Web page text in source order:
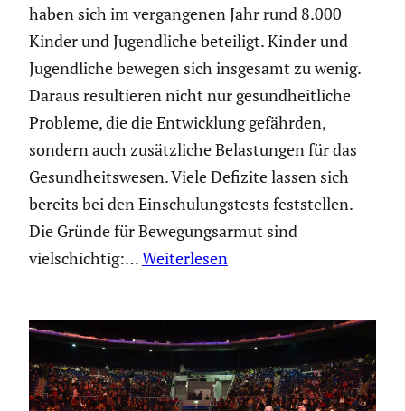
haben sich im vergan­genen Jahr rund 8.000
Kinder und Jugend­liche beteiligt. Kinder und
Jugend­liche bewegen sich insgesamt zu wenig.
Daraus resul­tieren nicht nur gesund­heit­liche
Probleme, die die Entwick­lung gefährden,
sondern auch zusätz­liche Belas­tungen für das
Gesund­heits­wesen. Viele Defizite lassen sich
bereits bei den Einschu­lungs­tests feststellen.
Die Gründe für Bewegungs­armut sind
vielschichtig:…Weiterlesen